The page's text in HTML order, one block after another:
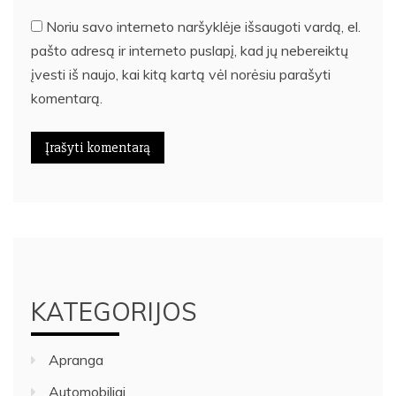
Noriu savo interneto naršyklėje išsaugoti vardą, el.
pašto adresą ir interneto puslapį, kad jų nebereiktų
įvesti iš naujo, kai kitą kartą vėl norėsiu parašyti
komentarą.
KATEGORIJOS
Apranga
Automobiliai